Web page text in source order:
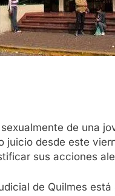
de una
juicio desde este
sus acciones
de Quilmes